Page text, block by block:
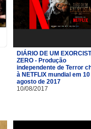
DIÁRIO DE UM
ZERO - Produção
independente de Terror
à NETFLIX mundial em
agosto de 2017
10/08/2017